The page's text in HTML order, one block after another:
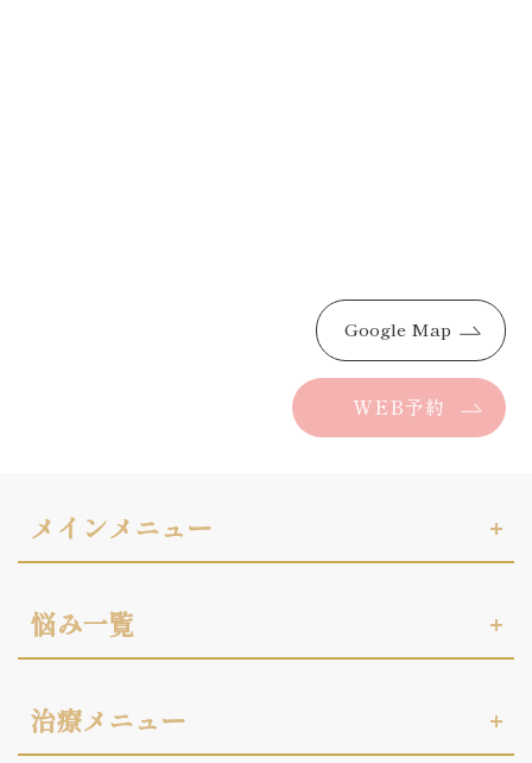
Google Map
WEB予約
メインメニュー
悩み一覧
治療メニュー